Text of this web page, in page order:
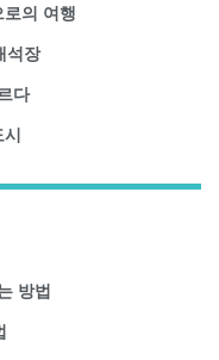
의 여행
석장
다
방법